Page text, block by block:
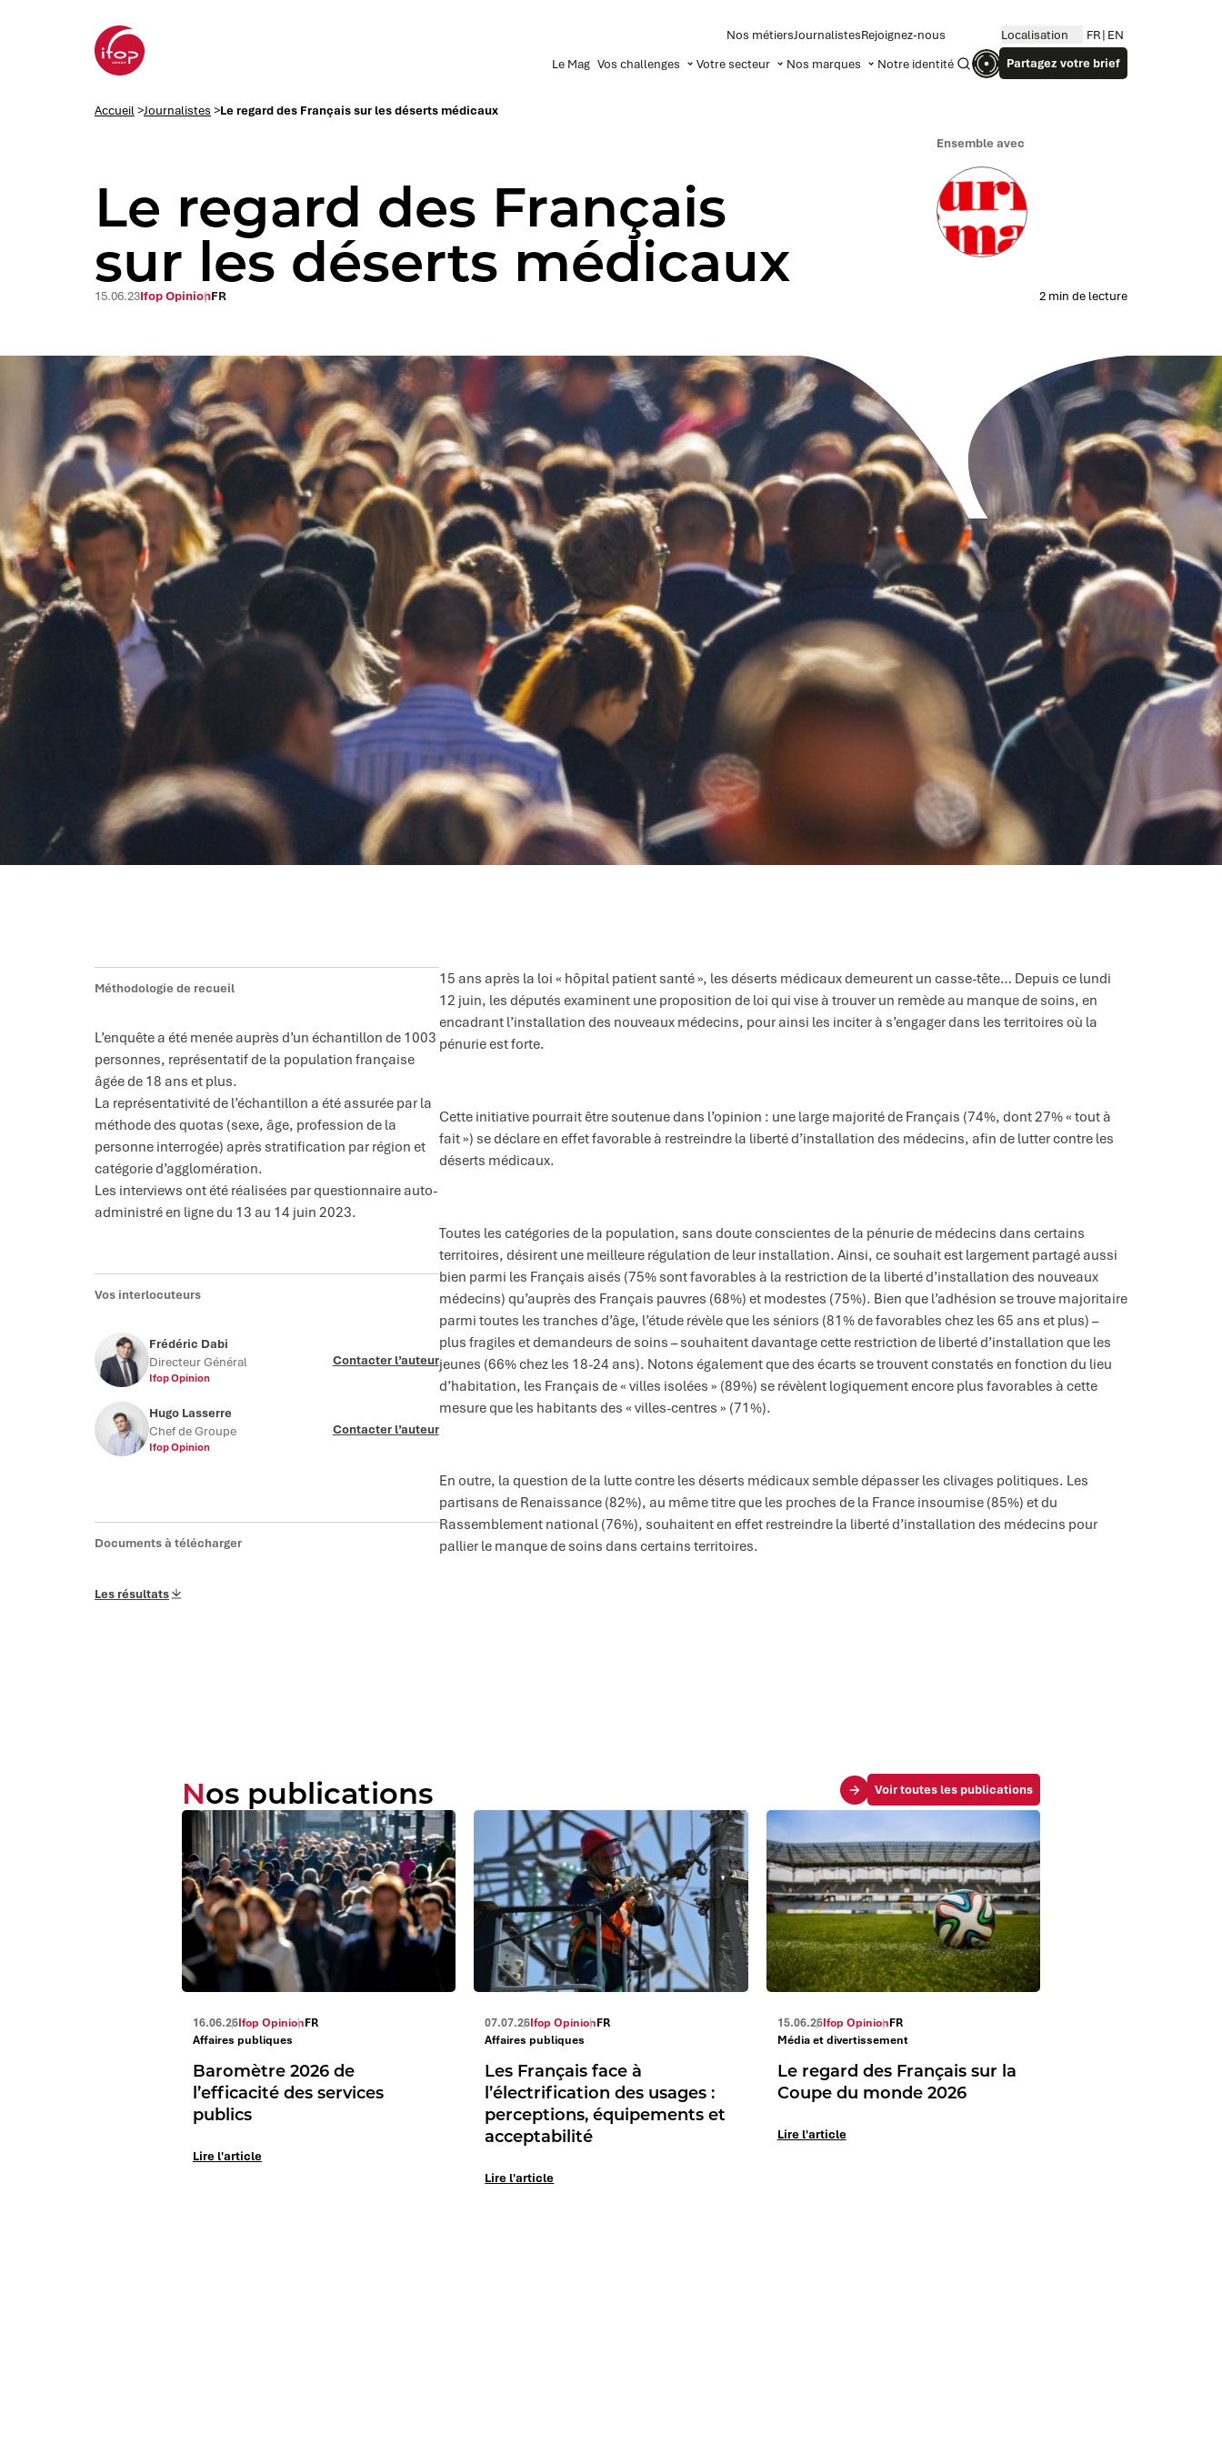
Le Mag Vos challenges Votre secteur Nos marques Notre identité RecherchePartagez votre brief
Nos métiersJournalistesRejoignez-nous Localisation FR EN
Accueil>Journalistes >Le regard des Français sur les déserts médicaux
Le regard des Français
sur les déserts médicaux
Ensemble avec
15.06.23Ifop OpinionFR 2 min de lecture
Méthodologie de recueil
L’enquête a été menée auprès d’un échantillon de 1003
personnes, représentatif de la population française
âgée de 18 ans et plus.
La représentativité de l’échantillon a été assurée par la
méthode des quotas (sexe, âge, profession de la
personne interrogée) après stratification par région et
catégorie d’agglomération.
Les interviews ont été réalisées par questionnaire auto-
administré en ligne du 13 au 14 juin 2023.
Vos interlocuteurs
Frédéric Dabi
Directeur Général
Ifop Opinion
Contacter l’auteur
Hugo Lasserre
Chef de Groupe
Ifop Opinion
Contacter l’auteur
Documents à télécharger
Les résultats
15 ans après la loi « hôpital patient santé », les déserts médicaux demeurent un casse-tête… Depuis ce lundi
12 juin, les députés examinent une proposition de loi qui vise à trouver un remède au manque de soins, en
encadrant l’installation des nouveaux médecins, pour ainsi les inciter à s’engager dans les territoires où la
pénurie est forte.
Cette initiative pourrait être soutenue dans l’opinion : une large majorité de Français (74%, dont 27% « tout à
fait ») se déclare en effet favorable à restreindre la liberté d’installation des médecins, afin de lutter contre les
déserts médicaux.
Toutes les catégories de la population, sans doute conscientes de la pénurie de médecins dans certains
territoires, désirent une meilleure régulation de leur installation. Ainsi, ce souhait est largement partagé aussi
bien parmi les Français aisés (75% sont favorables à la restriction de la liberté d’installation des nouveaux
médecins) qu’auprès des Français pauvres (68%) et modestes (75%). Bien que l’adhésion se trouve majoritaire
parmi toutes les tranches d’âge, l’étude révèle que les séniors (81% de favorables chez les 65 ans et plus) –
plus fragiles et demandeurs de soins – souhaitent davantage cette restriction de liberté d’installation que les
jeunes (66% chez les 18-24 ans). Notons également que des écarts se trouvent constatés en fonction du lieu
d’habitation, les Français de « villes isolées » (89%) se révèlent logiquement encore plus favorables à cette
mesure que les habitants des « villes-centres » (71%).
En outre, la question de la lutte contre les déserts médicaux semble dépasser les clivages politiques. Les
partisans de Renaissance (82%), au même titre que les proches de la France insoumise (85%) et du
Rassemblement national (76%), souhaitent en effet restreindre la liberté d’installation des médecins pour
pallier le manque de soins dans certains territoires.
Nos publications
16.06.26Ifop OpinionFR
Affaires publiques
Baromètre 2026 de
l’efficacité des services
publics
Lire l'article
07.07.26Ifop OpinionFR
Affaires publiques
Les Français face à
l’électrification des usages :
perceptions, équipements et
acceptabilité
Lire l'article
15.06.26Ifop OpinionFR
Média et divertissement
Le regard des Français sur la
Coupe du monde 2026
Lire l'article
Voir toutes les publications